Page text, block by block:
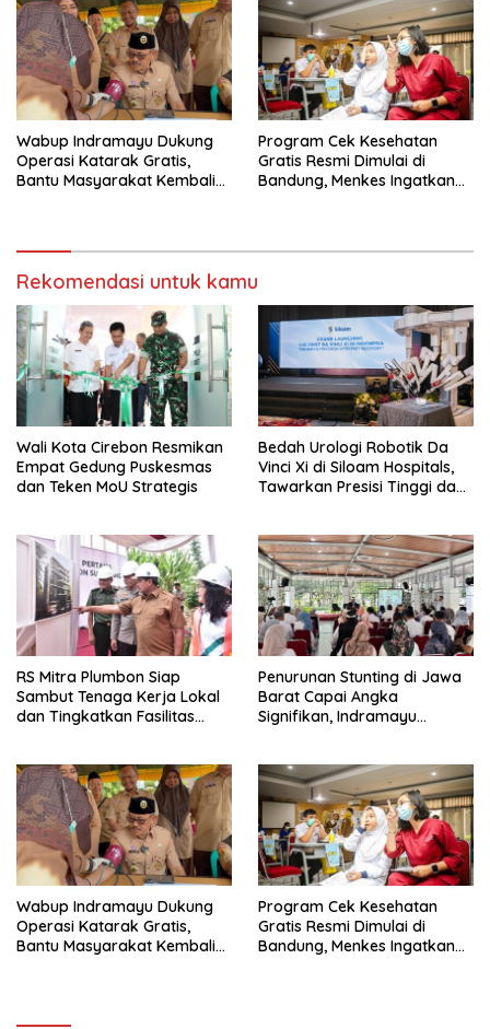
Wabup Indramayu Dukung
Operasi Katarak Gratis,
Bantu Masyarakat Kembali
Program Cek Kesehatan
Gratis Resmi Dimulai di
Bandung, Menkes Ingatkan
Rekomendasi untuk kamu
Wali Kota Cirebon Resmikan
Empat Gedung Puskesmas
dan Teken MoU Strategis
Bedah Urologi Robotik Da
Vinci Xi di Siloam Hospitals,
Tawarkan Presisi Tinggi dan
RS Mitra Plumbon Siap
Sambut Tenaga Kerja Lokal
dan Tingkatkan Fasilitas
Penurunan Stunting di Jawa
Barat Capai Angka
Signifikan, Indramayu
Wabup Indramayu Dukung
Operasi Katarak Gratis,
Bantu Masyarakat Kembali
Program Cek Kesehatan
Gratis Resmi Dimulai di
Bandung, Menkes Ingatkan